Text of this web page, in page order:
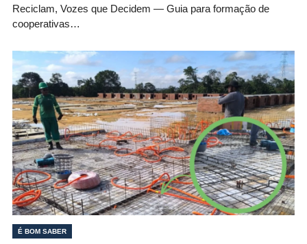
Reciclam, Vozes que Decidem — Guia para formação de
cooperativas…
É BOM SABER